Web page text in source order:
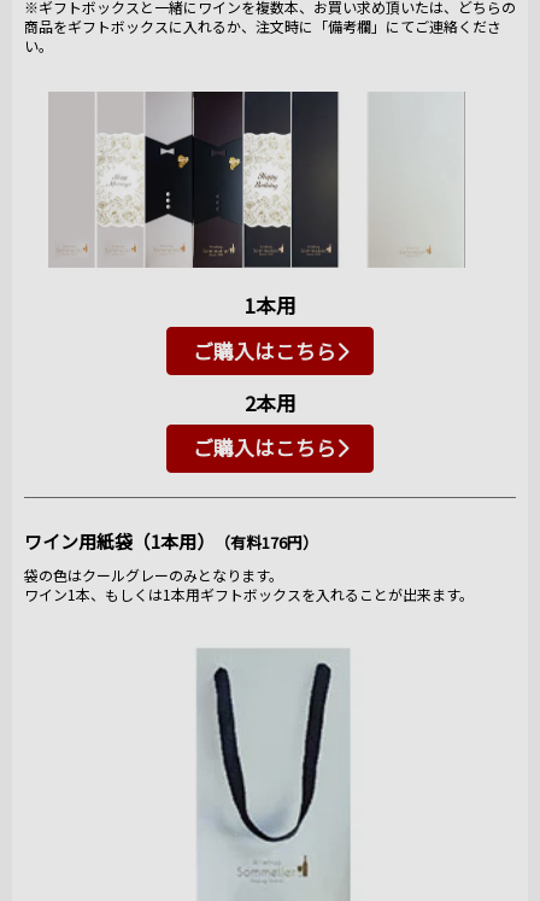
※ギフトボックスと一緒にワインを複数本、お買い求め頂いたは、どちらの
商品をギフトボックスに入れるか、注文時に「備考欄」にてご連絡くださ
い。
1本用
ご購入はこちら
2本用
ご購入はこちら
ワイン用紙袋（1本用） （有料176円）
袋の色はクールグレーのみとなります。
ワイン1本、もしくは1本用ギフトボックスを入れることが出来ます。